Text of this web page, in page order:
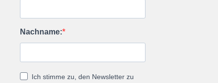
Nachname:
Ich stimme zu, den Newsletter zu